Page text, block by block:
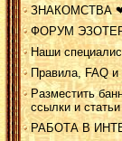
ЗНАКОМСТВА
ФОРУМ
Наши
Правила, FAQ и
Разместить
ссылки и статьи
РАБОТА В